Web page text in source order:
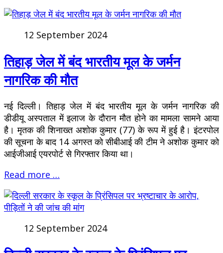
12 September 2024
तिहाड़ जेल में बंद भारतीय मूल के जर्मन
नागरिक की मौत
नई दिल्ली। तिहाड़ जेल में बंद भारतीय मूल के जर्मन नागरिक की
डीडीयू अस्पताल में इलाज के दौरान मौत होने का मामला सामने आया
है। मृतक की शिनाख्त अशोक कुमार (77) के रूप में हुई है। इंटरपोल
की सूचना के बाद 14 अगस्त को सीबीआई की टीम ने अशोक कुमार को
आईजीआई एयरपोर्ट से गिरफ्तार किया था।
Read more …
12 September 2024